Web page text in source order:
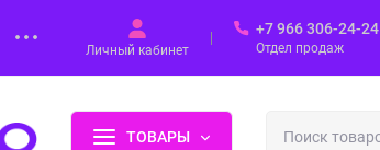
Личный кабинет
+7 966 306-24-24
Отдел продаж
ТОВАРЫ